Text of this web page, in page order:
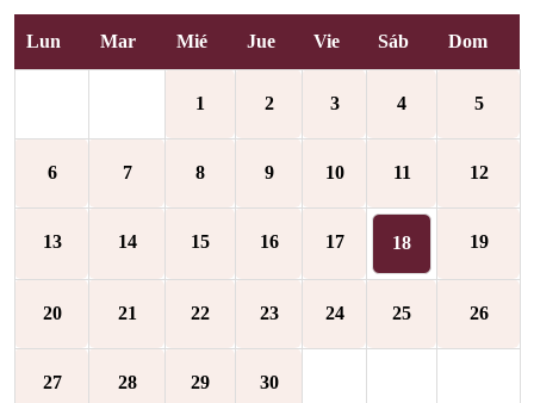
Lun Mar Mié Jue Vie Sáb Dom
1 2 3 4 5
6 7 8 9 10 11 12
13 14 15 16 17 18 19
20 21 22 23 24 25 26
27 28 29 30